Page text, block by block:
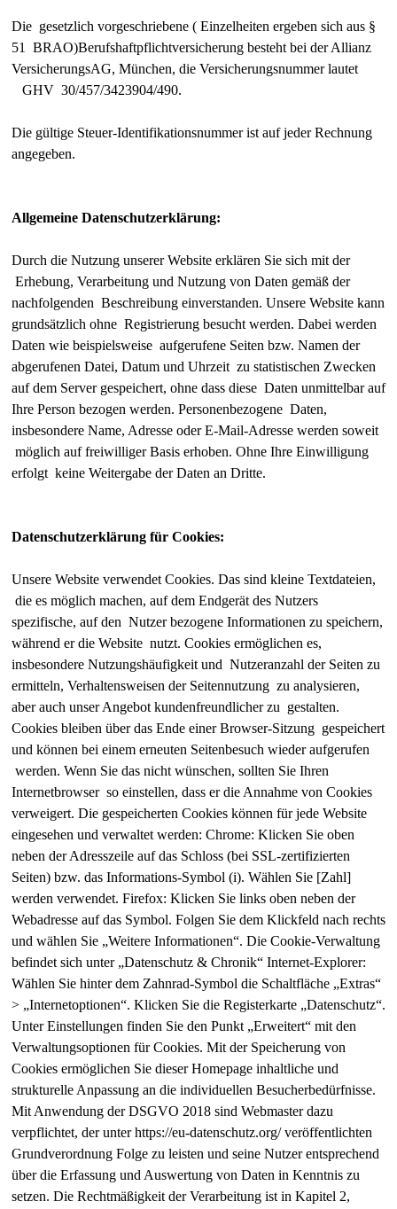
Die gesetzlich vorgeschriebene ( Einzelheiten ergeben sich aus §
51 BRAO)Berufshaftpflichtversicherung besteht bei der Allianz
VersicherungsAG, München, die Versicherungsnummer lautet
GHV 30/457/3423904/490.
Die gültige Steuer-Identifikationsnummer ist auf jeder Rechnung
angegeben.
Allgemeine Datenschutzerklärung:
Durch die Nutzung unserer Website erklären Sie sich mit der
Erhebung, Verarbeitung und Nutzung von Daten gemäß der
nachfolgenden Beschreibung einverstanden. Unsere Website kann
grundsätzlich ohne Registrierung besucht werden. Dabei werden
Daten wie beispielsweise aufgerufene Seiten bzw. Namen der
abgerufenen Datei, Datum und Uhrzeit zu statistischen Zwecken
auf dem Server gespeichert, ohne dass diese Daten unmittelbar auf
Ihre Person bezogen werden. Personenbezogene Daten,
insbesondere Name, Adresse oder E-Mail-Adresse werden soweit
möglich auf freiwilliger Basis erhoben. Ohne Ihre Einwilligung
erfolgt keine Weitergabe der Daten an Dritte.
Datenschutzerklärung für Cookies:
Unsere Website verwendet Cookies. Das sind kleine Textdateien,
die es möglich machen, auf dem Endgerät des Nutzers
spezifische, auf den Nutzer bezogene Informationen zu speichern,
während er die Website nutzt. Cookies ermöglichen es,
insbesondere Nutzungshäufigkeit und Nutzeranzahl der Seiten zu
ermitteln, Verhaltensweisen der Seitennutzung zu analysieren,
aber auch unser Angebot kundenfreundlicher zu gestalten.
Cookies bleiben über das Ende einer Browser-Sitzung gespeichert
und können bei einem erneuten Seitenbesuch wieder aufgerufen
werden. Wenn Sie das nicht wünschen, sollten Sie Ihren
Internetbrowser so einstellen, dass er die Annahme von Cookies
verweigert. Die gespeicherten Cookies können für jede Website
eingesehen und verwaltet werden: Chrome: Klicken Sie oben
neben der Adresszeile auf das Schloss (bei SSL-zertifizierten
Seiten) bzw. das Informations-Symbol (i). Wählen Sie [Zahl]
werden verwendet. Firefox: Klicken Sie links oben neben der
Webadresse auf das Symbol. Folgen Sie dem Klickfeld nach rechts
und wählen Sie „Weitere Informationen“. Die Cookie-Verwaltung
befindet sich unter „Datenschutz & Chronik“ Internet-Explorer:
Wählen Sie hinter dem Zahnrad-Symbol die Schaltfläche „Extras“
> „Internetoptionen“. Klicken Sie die Registerkarte „Datenschutz“.
Unter Einstellungen finden Sie den Punkt „Erweitert“ mit den
Verwaltungsoptionen für Cookies. Mit der Speicherung von
Cookies ermöglichen Sie dieser Homepage inhaltliche und
strukturelle Anpassung an die individuellen Besucherbedürfnisse.
Mit Anwendung der DSGVO 2018 sind Webmaster dazu
verpflichtet, der unter https://eu-datenschutz.org/ veröffentlichten
Grundverordnung Folge zu leisten und seine Nutzer entsprechend
über die Erfassung und Auswertung von Daten in Kenntnis zu
setzen. Die Rechtmäßigkeit der Verarbeitung ist in Kapitel 2,